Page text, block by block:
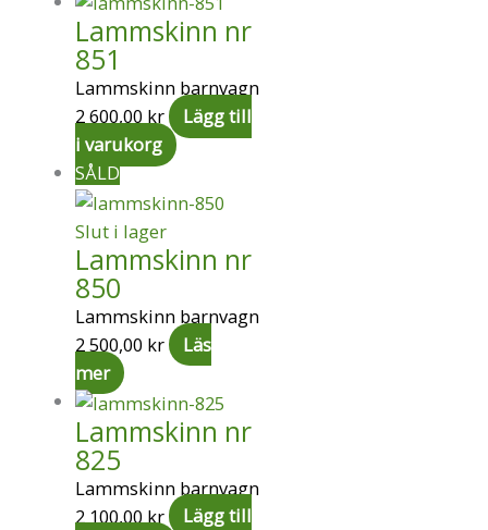
Lammskinn nr
851
Lammskinn barnvagn
2 600,00 kr
Lägg till
i varukorg
SÅLD
Slut i lager
Lammskinn nr
850
Lammskinn barnvagn
2 500,00 kr
Läs
mer
Lammskinn nr
825
Lammskinn barnvagn
2 100,00kr
Lägg till